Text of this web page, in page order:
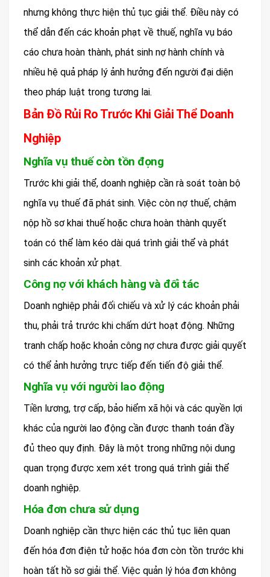
nhưng không thực hiện thủ tục giải thể. Điều này có
thể dẫn đến các khoản phạt về thuế, nghĩa vụ báo
cáo chưa hoàn thành, phát sinh nợ hành chính và
nhiều hệ quả pháp lý ảnh hưởng đến người đại diện
theo pháp luật trong tương lai.
Bản Đồ Rủi Ro Trước Khi Giải Thể Doanh
Nghiệp
Nghĩa vụ thuế còn tồn đọng
Trước khi giải thể, doanh nghiệp cần rà soát toàn bộ
nghĩa vụ thuế đã phát sinh. Việc còn nợ thuế, chậm
nộp hồ sơ khai thuế hoặc chưa hoàn thành quyết
toán có thể làm kéo dài quá trình giải thể và phát
sinh các khoản xử phạt.
Công nợ với khách hàng và đối tác
Doanh nghiệp phải đối chiếu và xử lý các khoản phải
thu, phải trả trước khi chấm dứt hoạt động. Những
tranh chấp hoặc khoản công nợ chưa được giải quyết
có thể ảnh hưởng trực tiếp đến tiến độ giải thể.
Nghĩa vụ với người lao động
Tiền lương, trợ cấp, bảo hiểm xã hội và các quyền lợi
khác của người lao động cần được thanh toán đầy
đủ theo quy định. Đây là một trong những nội dung
quan trọng được xem xét trong quá trình giải thể
doanh nghiệp.
Hóa đơn chưa sử dụng
Doanh nghiệp cần thực hiện các thủ tục liên quan
đến hóa đơn điện tử hoặc hóa đơn còn tồn trước khi
hoàn tất hồ sơ giải thể. Việc quản lý hóa đơn không